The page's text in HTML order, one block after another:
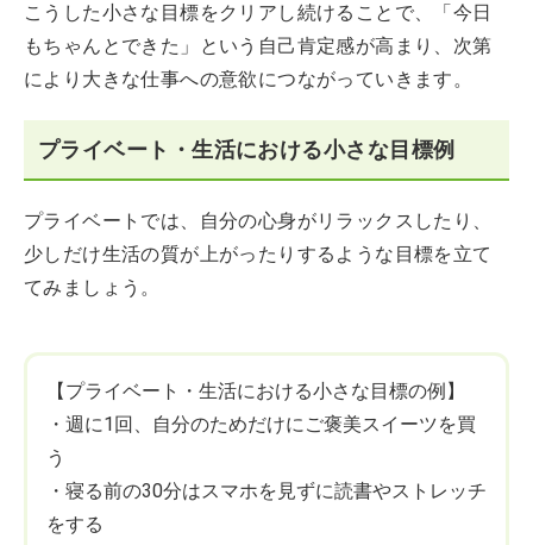
こうした小さな目標をクリアし続けることで、「今日
もちゃんとできた」という自己肯定感が高まり、次第
により大きな仕事への意欲につながっていきます。
プライベート・生活における小さな目標例
プライベートでは、自分の心身がリラックスしたり、
少しだけ生活の質が上がったりするような目標を立て
てみましょう。
【プライベート・生活における小さな目標の例】
・週に1回、自分のためだけにご褒美スイーツを買
う
・寝る前の30分はスマホを見ずに読書やストレッチ
をする